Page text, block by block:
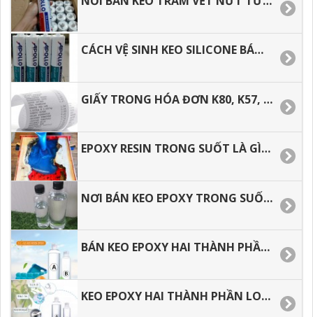
CÁCH VỆ SINH KEO SILICONE BÁM DÍNH TRÊN TAY, TRÊN ÁO.
GIẤY TRONG HÓA ĐƠN K80, K57, GIẤY IN BILL GIÁ RẺ TP. HCM
EPOXY RESIN TRONG SUỐT LÀ GÌ? ĐỊA CHỈ MUA GIÁ TỐT TẠI TP.HCM.
NƠI BÁN KEO EPOXY TRONG SUỐT TẠI TÂN BÌNH, BÌNH TÂN, HÓC MÔN, Q.12. Q.9. THỦ ĐỨC
BÁN KEO EPOXY HAI THÀNH PHẦN TRONG SUỐT TẠI TÂN BÌNH, BÌNH TÂN, HÓC MÔN.
KEO EPOXY HAI THÀNH PHẦN LOẠI 3:1 TRONG XUỐT, ĐỔ BÀN GIÁ TỐT TẠI HÓC MÔN, BÌNH TÂN